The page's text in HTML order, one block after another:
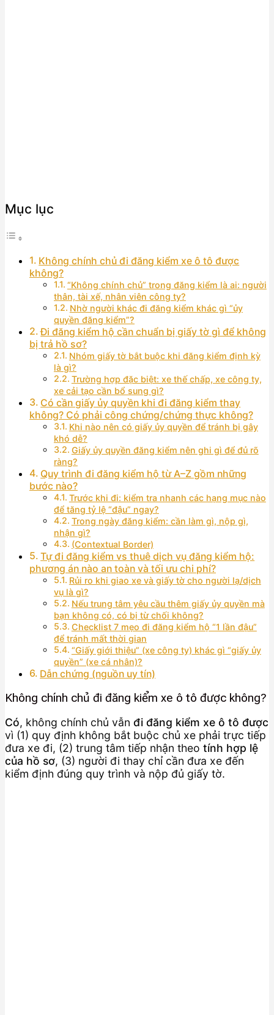
Mục lục
Không chính chủ đi đăng kiểm xe ô tô được
không?
“Không chính chủ” trong đăng kiểm là ai: người
thân, tài xế, nhân viên công ty?
Nhờ người khác đi đăng kiểm khác gì “ủy
quyền đăng kiểm”?
Đi đăng kiểm hộ cần chuẩn bị giấy tờ gì để không
bị trả hồ sơ?
Nhóm giấy tờ bắt buộc khi đăng kiểm định kỳ
là gì?
Trường hợp đặc biệt: xe thế chấp, xe công ty,
xe cải tạo cần bổ sung gì?
Có cần giấy ủy quyền khi đi đăng kiểm thay
không? Có phải công chứng/chứng thực không?
Khi nào nên có giấy ủy quyền để tránh bị gây
khó dễ?
Giấy ủy quyền đăng kiểm nên ghi gì để đủ rõ
ràng?
Quy trình đi đăng kiểm hộ từ A–Z gồm những
bước nào?
Trước khi đi: kiểm tra nhanh các hạng mục nào
để tăng tỷ lệ “đậu” ngay?
Trong ngày đăng kiểm: cần làm gì, nộp gì,
nhận gì?
(Contextual Border)
Tự đi đăng kiểm vs thuê dịch vụ đăng kiểm hộ:
phương án nào an toàn và tối ưu chi phí?
Rủi ro khi giao xe và giấy tờ cho người lạ/dịch
vụ là gì?
Nếu trung tâm yêu cầu thêm giấy ủy quyền mà
bạn không có, có bị từ chối không?
Checklist 7 mẹo đi đăng kiểm hộ “1 lần đậu”
để tránh mất thời gian
“Giấy giới thiệu” (xe công ty) khác gì “giấy ủy
quyền” (xe cá nhân)?
Dẫn chứng (nguồn uy tín)
Không chính chủ đi đăng kiểm xe ô tô được không?
Có, không chính chủ vẫn đi đăng kiểm xe ô tô được
vì (1) quy định không bắt buộc chủ xe phải trực tiếp
đưa xe đi, (2) trung tâm tiếp nhận theo tính hợp lệ
của hồ sơ, (3) người đi thay chỉ cần đưa xe đến
kiểm định đúng quy trình và nộp đủ giấy tờ.